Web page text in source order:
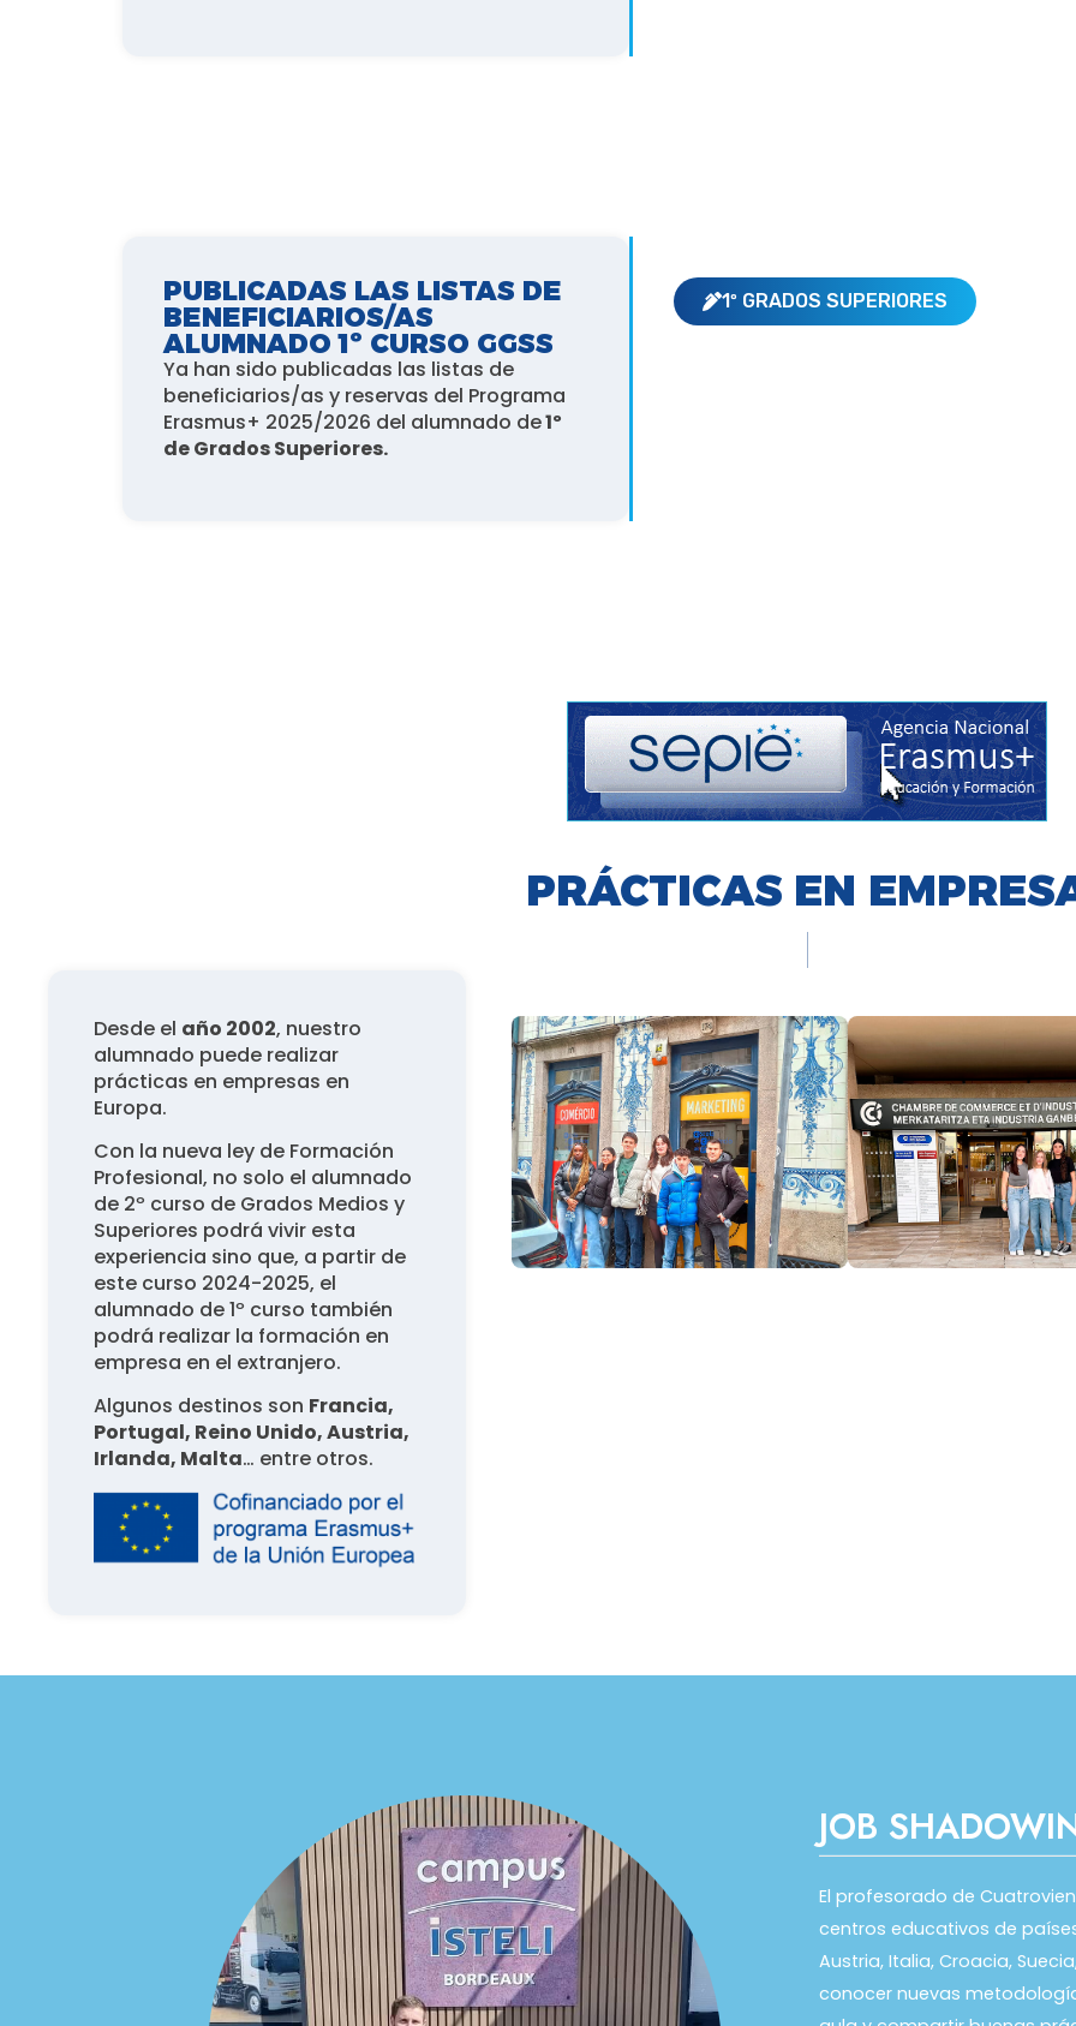
PUBLICADAS LAS LISTAS DE
BENEFICIARIOS/AS
ALUMNADO 1º CURSO GGSS
Ya han sido publicadas las listas de
beneficiarios/as y reservas del Programa
Erasmus+ 2025/2026 del alumnado de1º
de Grados Superiores.
1º GRADOS SUPERIORES
PRÁCTICAS EN
Desde el año 2002, nuestro
alumnado puede realizar
prácticas en empresas en
Europa.
Con la nueva ley de Formación
Profesional, no solo el alumnado
de 2º curso de Grados Medios y
Superiores podrá vivir esta
experiencia sino que, a partir de
este curso 2024-2025, el
alumnado de 1º curso también
podrá realizar la formación en
empresa en el extranjero.
Algunos destinos son Francia,
Portugal, Reino Unido,Austria,
Irlanda, Malta… entre otros.
JOB
El profesorado de
centros educativos de
Austria, Italia, Croacia,
conocer nuevas